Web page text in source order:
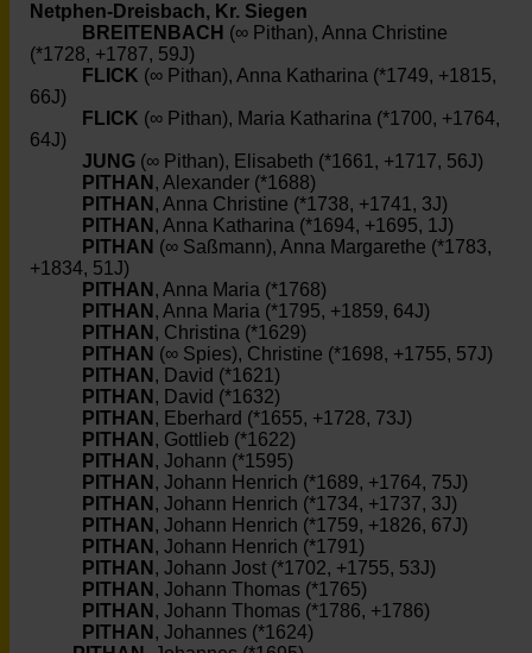
Netphen-Dreisbach, Kr. Siegen
BREITENBACH (∞ Pithan), Anna Christine
(*1728, +1787, 59J)
FLICK (∞ Pithan), Anna Katharina (*1749, +1815,
66J)
FLICK (∞ Pithan), Maria Katharina (*1700, +1764,
64J)
JUNG (∞ Pithan), Elisabeth (*1661, +1717, 56J)
PITHAN , Alexander (*1688)
PITHAN , Anna Christine (*1738, +1741, 3J)
PITHAN , Anna Katharina (*1694, +1695, 1J)
PITHAN (∞ Saßmann), Anna Margarethe (*1783,
+1834, 51J)
PITHAN , Anna Maria (*1768)
PITHAN , Anna Maria (*1795, +1859, 64J)
PITHAN , Christina (*1629)
PITHAN (∞ Spies), Christine (*1698, +1755, 57J)
PITHAN , David (*1621)
PITHAN , David (*1632)
PITHAN , Eberhard (*1655, +1728, 73J)
PITHAN , Gottlieb (*1622)
PITHAN , Johann (*1595)
PITHAN , Johann Henrich (*1689, +1764, 75J)
PITHAN , Johann Henrich (*1734, +1737, 3J)
PITHAN , Johann Henrich (*1759, +1826, 67J)
PITHAN , Johann Henrich (*1791)
PITHAN , Johann Jost (*1702, +1755, 53J)
PITHAN , Johann Thomas (*1765)
PITHAN , Johann Thomas (*1786, +1786)
PITHAN , Johannes (*1624)